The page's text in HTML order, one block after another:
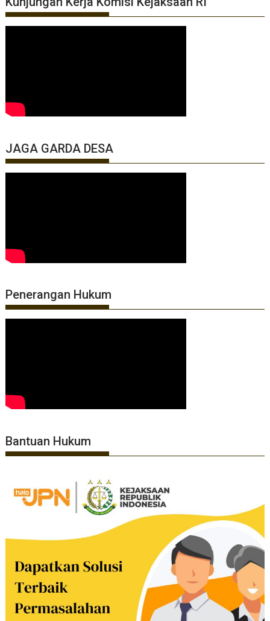
JAGA GARDA DESA
Penerangan Hukum
Bantuan Hukum